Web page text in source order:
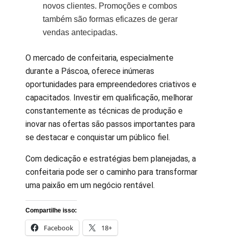
novos clientes. Promoções e combos
também são formas eficazes de gerar
vendas antecipadas.
O mercado de confeitaria, especialmente
durante a Páscoa, oferece inúmeras
oportunidades para empreendedores criativos e
capacitados. Investir em qualificação, melhorar
constantemente as técnicas de produção e
inovar nas ofertas são passos importantes para
se destacar e conquistar um público fiel.
Com dedicação e estratégias bem planejadas, a
confeitaria pode ser o caminho para transformar
uma paixão em um negócio rentável.
Compartilhe isso:
Facebook 18+